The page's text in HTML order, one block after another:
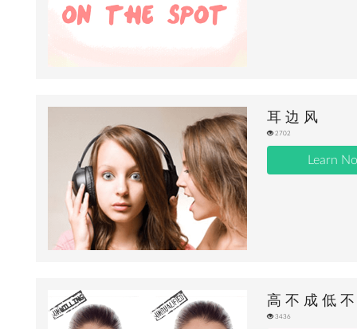
耳 边 风
2702
Learn
高 不 成 低
3436